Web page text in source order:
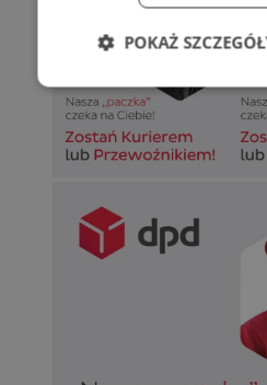
POKAŻ
Niezbędne
Wydajność
Niezbędne pliki cookie